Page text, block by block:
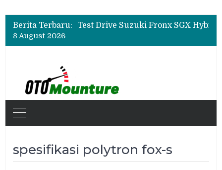
Berita Terbaru:
Beli Mobil Jangan Cuma Lihat Cicilan, TAF dan OJK Tekankan Pentingnya Literasi Keuangan
Beli Mobil Jangan Cuma Lihat Cicilan, TAF dan OJK Tekankan Pentingnya Literasi Keuangan
8 August 2026
spesifikasi polytron fox-s